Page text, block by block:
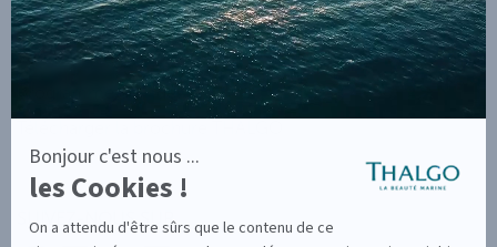
Suivi de Commande
Service Client
Programme de Fidélité
SUIVEZ-NOUS SUR